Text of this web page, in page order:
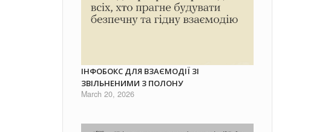
ІНФОБОКС ДЛЯ ВЗАЄМОДІЇ ЗІ
ЗВІЛЬНЕНИМИ З ПОЛОНУ
March 20, 2026